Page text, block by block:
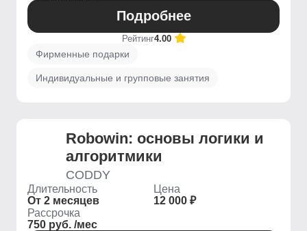
Подробнее
Рейтинг4.00
Фирменные подарки
Индивидуальные и групповые занятия
Robowin: основы логики и
алгоритмики
CODDY
Длительность
От 2 месяцев
Цена
12 000 ₽
Рассрочка
750 руб. /мес